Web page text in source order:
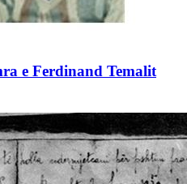
e Ferdinand Temalit